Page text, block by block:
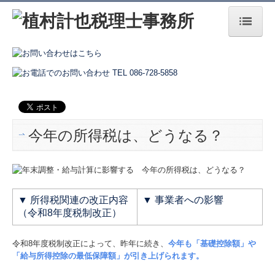
HOME
事務所紹介
経営理念
交通案内
業務案内
2021年
今年の所得税は、どうなる？
▼ 所得税関連の改正内容
（令和8年度税制改正）
▼ 事業者への影響
令和8年度税制改正によって、昨年に続き、 今年も「基礎控除額」や
「給与所得控除の最低保障額」が引き上げられます。